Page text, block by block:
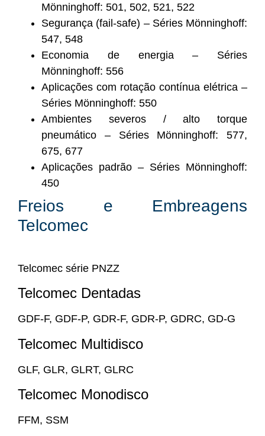
Mönninghoff: 501, 502, 521, 522
Segurança (fail-safe) – Séries Mönninghoff:
547, 548
Economia de energia – Séries
Mönninghoff: 556
Aplicações com rotação contínua elétrica –
Séries Mönninghoff: 550
Ambientes severos / alto torque
pneumático – Séries Mönninghoff: 577,
675, 677
Aplicações padrão – Séries Mönninghoff:
450
Freios e Embreagens
Telcomec
Telcomec série PNZZ
Telcomec Dentadas
GDF-F, GDF-P, GDR-F, GDR-P, GDRC, GD-G
Telcomec Multidisco
GLF, GLR, GLRT, GLRC
Telcomec Monodisco
FFM, SSM